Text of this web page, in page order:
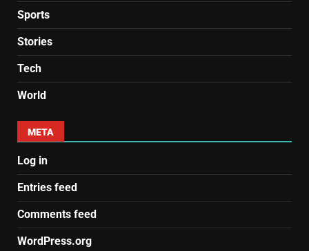
Sports
Stories
Tech
World
META
Log in
Entries feed
Comments feed
WordPress.org